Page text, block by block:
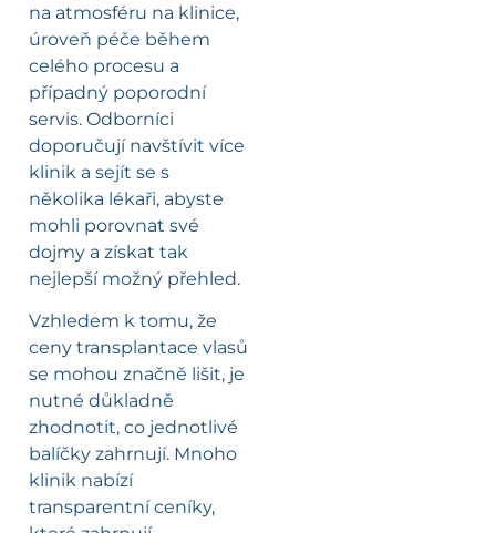
na atmosféru na klinice,
úroveň péče během
celého procesu a
případný poporodní
servis. Odborníci
doporučují navštívit více
klinik a sejít se s
několika lékaři, abyste
mohli porovnat své
dojmy a získat tak
nejlepší možný přehled.
Vzhledem k tomu, že
ceny transplantace vlasů
se mohou značně lišit, je
nutné důkladně
zhodnotit, co jednotlivé
balíčky zahrnují. Mnoho
klinik nabízí
transparentní ceníky,